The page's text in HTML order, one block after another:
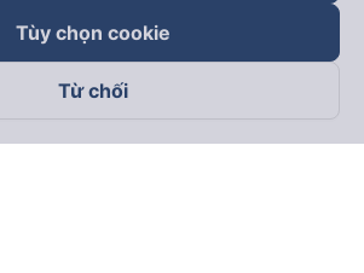
tôi trên
Tùy chọn cookie
Từ chối